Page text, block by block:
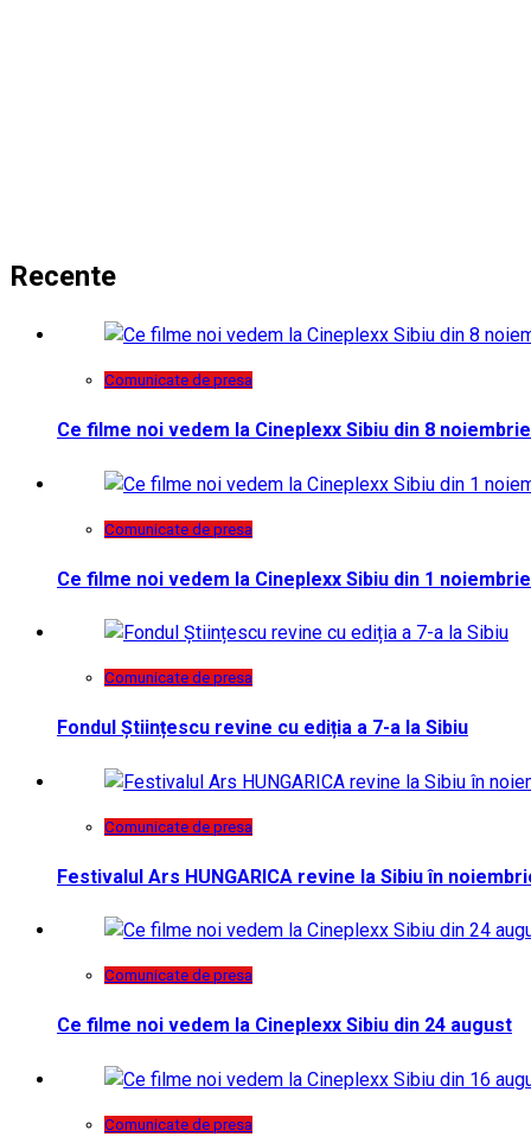
Recente
Comunicate de presa
Ce filme noi vedem la Cineplexx Sibiu din 8 noiembrie
Comunicate de presa
Ce filme noi vedem la Cineplexx Sibiu din 1 noiembrie
Comunicate de presa
Fondul Științescu revine cu ediția a 7-a la Sibiu
Comunicate de presa
Festivalul Ars HUNGARICA revine la Sibiu în
Comunicate de presa
Ce filme noi vedem la Cineplexx Sibiu din 24 august
Comunicate de presa